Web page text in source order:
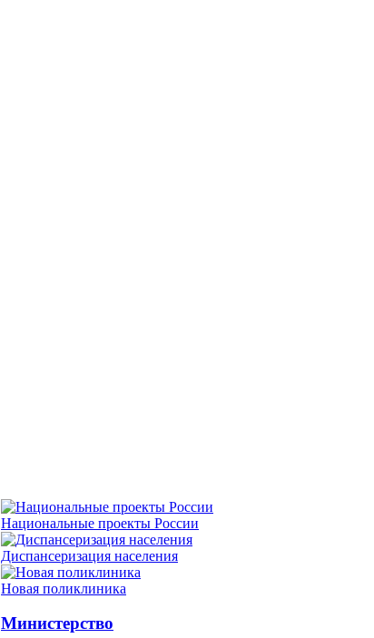
Национальные проекты России
Диспансеризация населения
Новая поликлиника
Министерство